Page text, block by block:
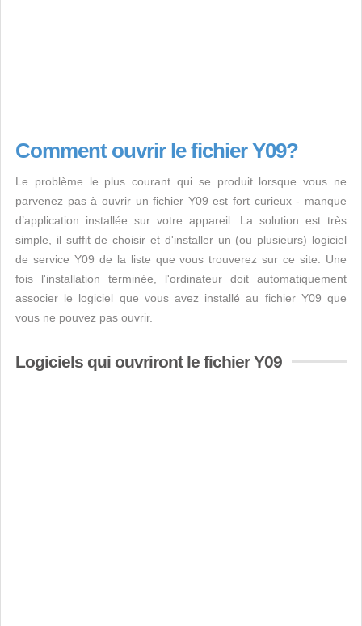
Comment ouvrir le fichier Y09?
Le problème le plus courant qui se produit lorsque vous ne
parvenez pas à ouvrir un fichier Y09 est fort curieux - manque
d’application installée sur votre appareil. La solution est très
simple, il suffit de choisir et d'installer un (ou plusieurs) logiciel
de service Y09 de la liste que vous trouverez sur ce site. Une
fois l'installation terminée, l'ordinateur doit automatiquement
associer le logiciel que vous avez installé au fichier Y09 que
vous ne pouvez pas ouvrir.
Logiciels qui ouvriront le fichier Y09